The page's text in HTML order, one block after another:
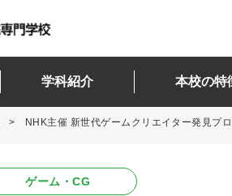
学科紹介 本校の特
NHK主催 新世代ゲームクリエイター発見プ
ゲーム・CG